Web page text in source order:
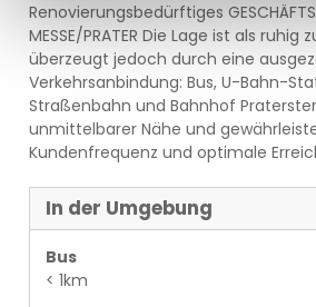
Renovierungsbedürftiges
MESSE/PRATER Die Lage ist als ruhig
überzeugt jedoch durch eine
Verkehrsanbindung: Bus, U-Bahn-
Straßenbahn und Bahnhof
unmittelbarer Nähe und
Kundenfrequenz und optimale
In der Umgebung
Bus
< 1km